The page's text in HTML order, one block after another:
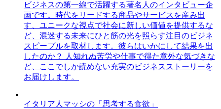
ビジネスの第一線で活躍する著名人のインタビュー企
画です。時代をリードする商品やサービスを産み出
す、ユニークな視点で社会に新しい価値を提供するな
ど、混迷する未来にひと筋の光を照らす注目のビジネ
スピープルを取材します。彼らはいかにして結果を出
したのか？ 人知れぬ苦労や仕事で得た意外な気づきな
ど、ここでしか読めない充実のビジネスストーリーを
お届けします。
イタリア人マッシの「思考する食欲」